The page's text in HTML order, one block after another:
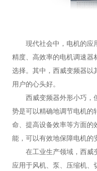
现代社会中，电机的应
精度、高效率的电机调速器
选择。其中，西威变频器以
用户的心头好。
西威变频器外形小巧，
势是可以精确地调节电机的
命、提高设备效率等方面的
能，可以有效地保障电机的
在工业生产领域，西威变
应用于风机、泵、压缩机、